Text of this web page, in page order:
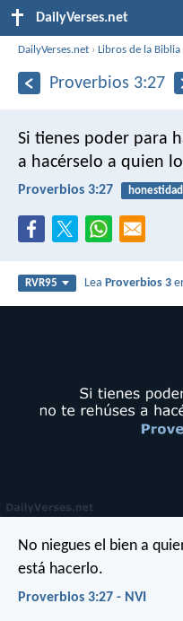
DailyVerses.net
DailyVerses.net ›Libros de la Biblia
Proverbios 3:27
Si tienes poder para
a hacérselo a quien
Proverbios 3:27 honestidad
RVR95 LeaProverbios 3
No niegues el bien a
está hacerlo.
Proverbios 3:27 - NVI